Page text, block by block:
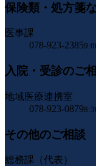
保険類・処方箋
医事課
078-923-2385
入院・受診のご
地域医療連携室
078-923-0879
その他のご相談
総務課（代表）